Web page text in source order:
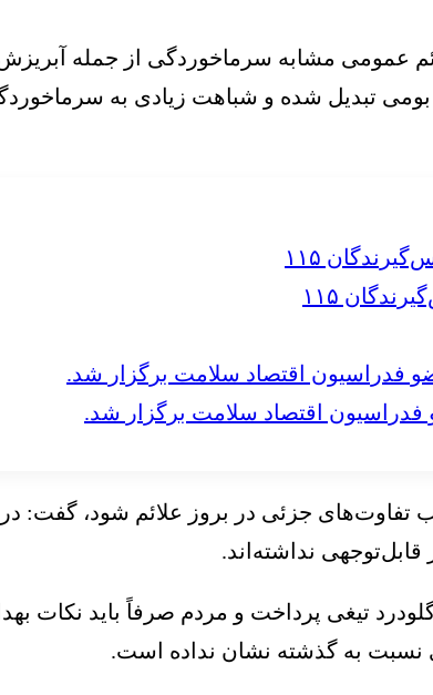
عمومی مشابه سرماخوردگی از جمله
تبدیل شده و شباهت زیادی به
۱۱۵
اقتصاد سلامت برگزار شد.
جزئی در بروز علائم شود، گفت:
نداشته‌اند.
تیغی پرداخت و مردم صرفاً باید نکات
نسبت به گذشته نشان نداده است.